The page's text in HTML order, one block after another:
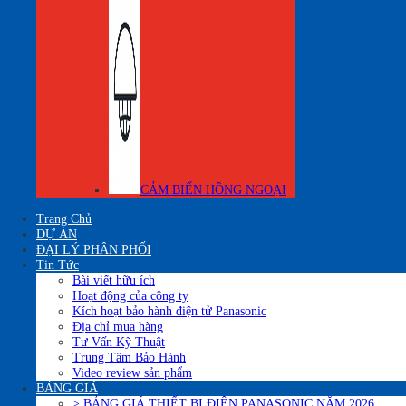
CẢM BIẾN HỒNG NGOẠI
Trang Chủ
DỰ ÁN
ĐẠI LÝ PHÂN PHỐI
Tin Tức
Bài viết hữu ích
Hoạt động của công ty
Kích hoạt bảo hành điện tử Panasonic
Địa chỉ mua hàng
Tư Vấn Kỹ Thuật
Trung Tâm Bảo Hành
Video review sản phẩm
BẢNG GIÁ